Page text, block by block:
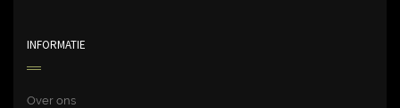
INFORMATIE
Over ons